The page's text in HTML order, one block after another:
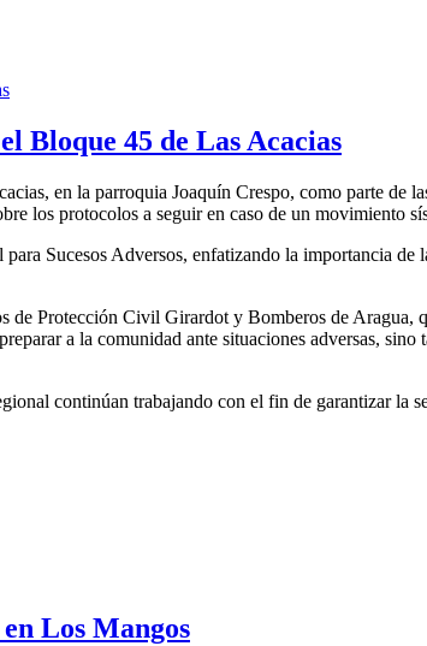
Bloque 45 de Las Acacias
en la parroquia Joaquín Crespo, como parte de
los protocolos a seguir en caso de un movimiento
Sucesos Adversos, enfatizando la importancia
Protección Civil Girardot y Bomberos de Aragua,
a la comunidad ante situaciones adversas,
continúan trabajando con el fin de garantizar la
Los Mangos